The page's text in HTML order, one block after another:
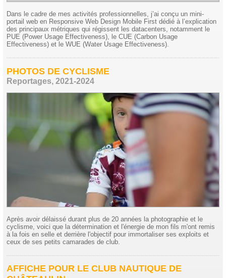
Dans le cadre de mes activités professionnelles, j’ai conçu un mini-
portail web en Responsive Web Design Mobile First dédié à l’explication
des principaux métriques qui régissent les datacenters, notamment le
PUE (Power Usage Effectiveness), le CUE (Carbon Usage
Effectiveness) et le WUE (Water Usage Effectiveness).
PHOTOS DE CYCLISME
Reportages, 2021-2024
Après avoir délaissé durant plus de 20 années la photographie et le
cyclisme, voici que la détermination et l'énergie de mon fils m'ont remis
à la fois en selle et derrière l'objectif pour immortaliser ses exploits et
ceux de ses petits camarades de club.
AFFICHE POUR LE CLUB NAUTIQUE DE